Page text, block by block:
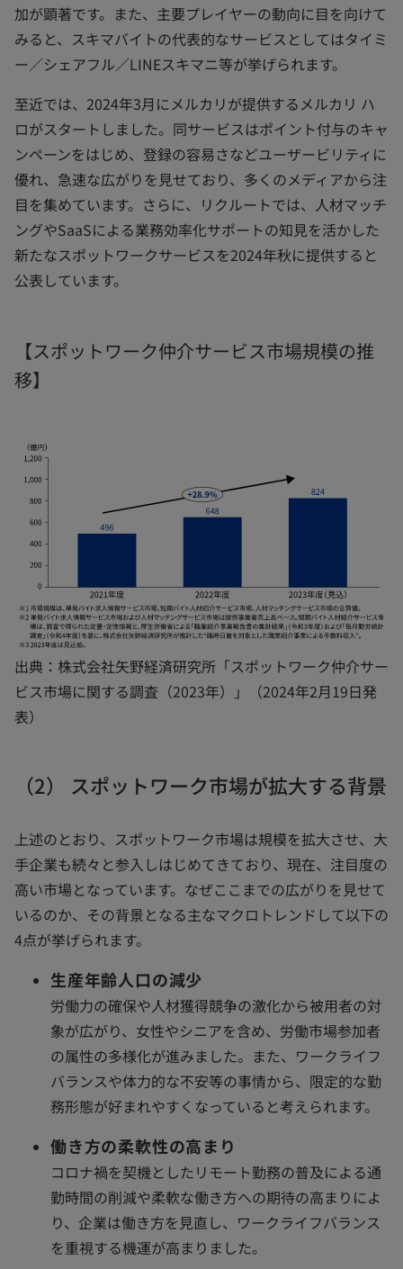
加が顕著です。また、主要プレイヤーの動向に目を向けて
みると、スキマバイトの代表的なサービスとしてはタイミ
ー／シェアフル／LINEスキマニ等が挙げられます。
至近では、2024年3月にメルカリが提供するメルカリ ハ
ロがスタートしました。同サービスはポイント付与のキャ
ンペーンをはじめ、登録の容易さなどユーザービリティに
優れ、急速な広がりを見せており、多くのメディアから注
目を集めています。さらに、リクルートでは、人材マッチ
ングやSaaSによる業務効率化サポートの知見を活かした
新たなスポットワークサービスを2024年秋に提供すると
公表しています。
【スポットワーク仲介サービス市場規模の推
移】
出典：株式会社矢野経済研究所「スポットワーク仲介サー
ビス市場に関する調査（2023年）」（2024年2月19日発
表）
（2） スポットワーク市場が拡大する背景
上述のとおり、スポットワーク市場は規模を拡大させ、大
手企業も続々と参入しはじめてきており、現在、注目度の
高い市場となっています。なぜここまでの広がりを見せて
いるのか、その背景となる主なマクロトレンドして以下の
4点が挙げられます。
生産年齢人口の減少
労働力の確保や人材獲得競争の激化から被用者の対
象が広がり、女性やシニアを含め、労働市場参加者
の属性の多様化が進みました。また、ワークライフ
バランスや体力的な不安等の事情から、限定的な勤
務形態が好まれやすくなっていると考えられます。
働き方の柔軟性の高まり
コロナ禍を契機としたリモート勤務の普及による通
勤時間の削減や柔軟な働き方への期待の高まりによ
り、企業は働き方を見直し、ワークライフバランス
を重視する機運が高まりました。